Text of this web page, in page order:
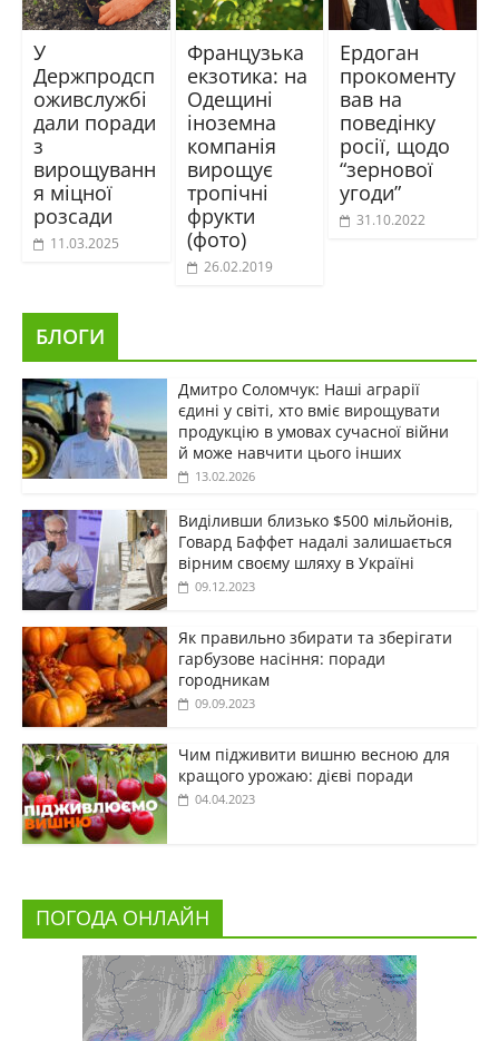
У
Держпродсп
оживслужбі
дали поради
з
вирощуванн
я міцної
розсади
11.03.2025
Французька
екзотика: на
Одещині
іноземна
компанія
вирощує
тропічні
фрукти
(фото)
26.02.2019
Ердоган
прокоменту
вав на
поведінку
росії, щодо
“зернової
угоди”
31.10.2022
БЛОГИ
Дмитро Соломчук: Наші аграрії
єдині у світі, хто вміє вирощувати
продукцію в умовах сучасної війни
й може навчити цього інших
13.02.2026
Виділивши близько $500 мільйонів,
Говард Баффет надалі залишається
вірним своєму шляху в Україні
09.12.2023
Як правильно збирати та зберігати
гарбузове насіння: поради
городникам
09.09.2023
Чим підживити вишню весною для
кращого урожаю: дієві поради
04.04.2023
ПОГОДА ОНЛАЙН